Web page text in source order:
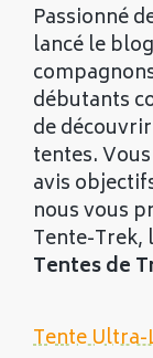
Passionné
lancé le
débutants
de
tentes.
avis
nous vous
Tente-Trek,
Tentes de
Tente Ultra-